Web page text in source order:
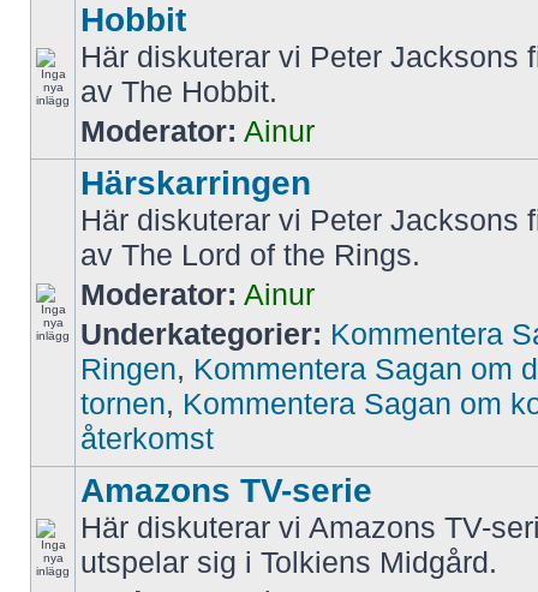
Hobbit
Här diskuterar vi Peter Jacksons
av The Hobbit.
Moderator: Ainur
Härskarringen
Här diskuterar vi Peter Jacksons
av The Lord of the Rings.
Moderator: Ainur
Underkategorier: Kommentera
Ringen, Kommentera Sagan om
tornen, Kommentera Sagan om
återkomst
Amazons TV-serie
Här diskuterar vi Amazons TV-
utspelar sig i Tolkiens Midgård.